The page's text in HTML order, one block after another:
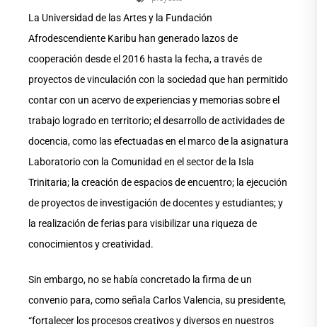
La Universidad de las Artes y la Fundación
Afrodescendiente Karibu han generado lazos de
cooperación desde el 2016 hasta la fecha, a través de
proyectos de vinculación con la sociedad que han permitido
contar con un acervo de experiencias y memorias sobre el
trabajo logrado en territorio; el desarrollo de actividades de
docencia, como las efectuadas en el marco de la asignatura
Laboratorio con la Comunidad en el sector de la Isla
Trinitaria; la creación de espacios de encuentro; la ejecución
de proyectos de investigación de docentes y estudiantes; y
la realización de ferias para visibilizar una riqueza de
conocimientos y creatividad.
Sin embargo, no se había concretado la firma de un
convenio para, como señala Carlos Valencia, su presidente,
“fortalecer los procesos creativos y diversos en nuestros